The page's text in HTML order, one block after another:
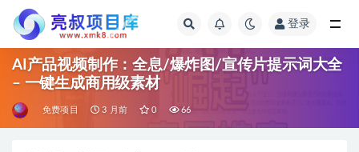
登录
AI产品视频制作：全息/爆炸图/宣传片提示词大全
– 一键生成商用级素材
免费项目 3 月前 0 66